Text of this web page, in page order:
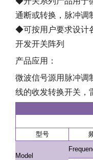
通断或转换，脉冲调
◆可按用户要求设计
开发开关阵列
产品应用：
微波信号源用脉冲调
线的收发转换开关，
型号
Model